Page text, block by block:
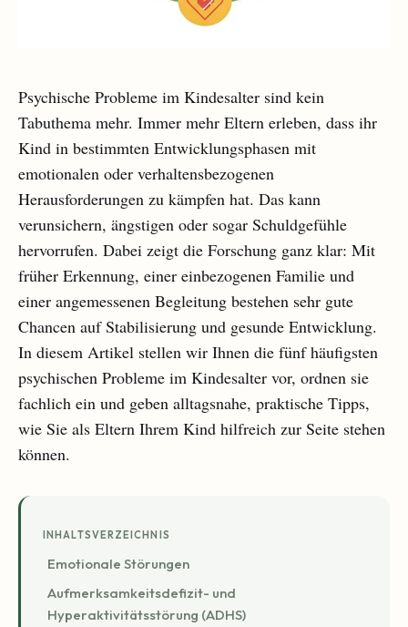
Psychische Probleme im Kindesalter sind kein
Tabuthema mehr. Immer mehr Eltern erleben, dass ihr
Kind in bestimmten Entwicklungsphasen mit
emotionalen oder verhaltensbezogenen
Herausforderungen zu kämpfen hat. Das kann
verunsichern, ängstigen oder sogar Schuldgefühle
hervorrufen. Dabei zeigt die Forschung ganz klar: Mit
früher Erkennung, einer einbezogenen Familie und
einer angemessenen Begleitung bestehen sehr gute
Chancen auf Stabilisierung und gesunde Entwicklung.
In diesem Artikel stellen wir Ihnen die fünf häufigsten
psychischen Probleme im Kindesalter vor, ordnen sie
fachlich ein und geben alltagsnahe, praktische Tipps,
wie Sie als Eltern Ihrem Kind hilfreich zur Seite stehen
können.
INHALTSVERZEICHNIS
Emotionale Störungen
Aufmerksamkeitsdefizit- und
Hyperaktivitätsstörung (ADHS)